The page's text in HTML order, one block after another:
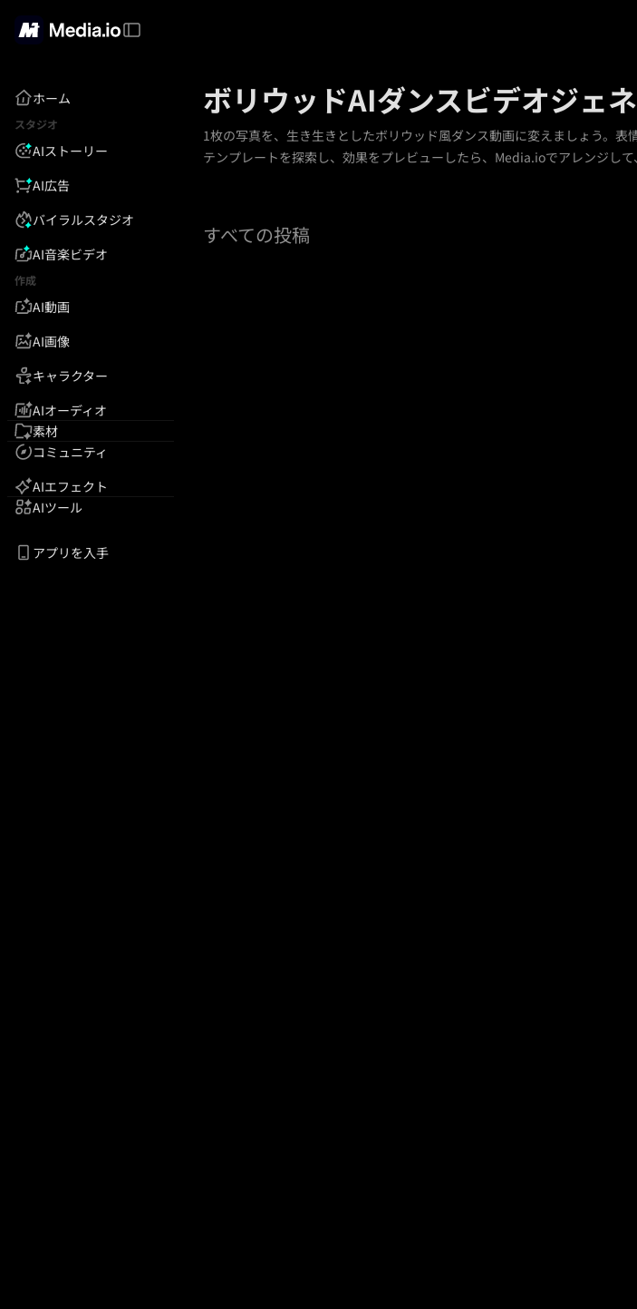
ホーム
スタジオ
AIストーリー
AI広告
バイラルスタジオ
AI音楽ビデオ
作成
AI動画
AI画像
キャラクター
AIオーディオ
素材
コミュニティ
AIエフェクト
AIツール
アプリを入手
ボリウッドAIダンスビデオジェ
1枚の写真を、生き生きとしたボリウッド風ダンス動画に変えましょう。
テンプレートを探索し、効果をプレビューしたら、Media.ioでアレンジし
すべての投稿